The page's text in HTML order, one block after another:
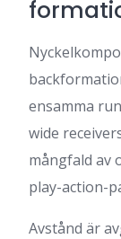
ensamma
wide
mångfald av
play-action-
Avstånd är